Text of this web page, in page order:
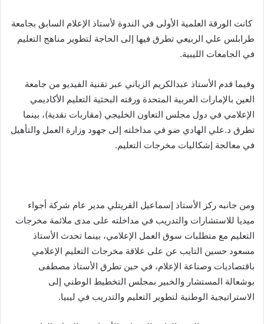
كانت الورقة العلمية الأولى في الندوة لأستاذ الإعلام السابق بجامعة
طرابلس علي الربيعي تطرق فيها إلى الحاجة لتطوير مناهج التعليم
في الجامعات الليبية.
وفيما قدم الأستاذ عبدالكريم الزياني عبر تقنية الفيديو من جامعة
العين بالإمارات العربية المتحدة ورقته البحثية التعليم الأكاديمي
الإعلامي في دول مجلس التعاون الخليجي (مقاربات نقدية)، بينما
تطرق د.علي الهادي ضو في مداخلته إلى جهود وزارة العمل والتأهيل
في معالجة إشكاليات مخرجات التعليم.
ومن جانبه ركز الأستاذ إسماعيل القريتلي مدير عام شركة أجواء
ميديا للاستشارات والتدريب في مداخلته على مدى ملائمة مخرجات
التعليم مع متطلبات سوق العمل الإعلامي، بينما تحدث الأستاذ
مسعود حسين التايب عن على علاقة مخرجات التعليم الإعلامي
باقتصاديات وصناعة الإعلام، في حين تطرق الأستاذ مصطفى
بوشعالة المستشار والخبير بمجلس التخطيط الوطني إلى
الاستراتيجية الوطنية لتطوير التعليم والتدريب في ليبيا.